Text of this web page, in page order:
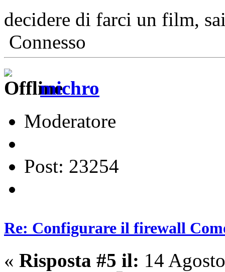
decidere di farci un film,
Connesso
michro
Moderatore
Post: 23254
Re: Configurare il firewall
« Risposta #5 il: 14